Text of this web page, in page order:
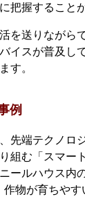
把握すること
を送りながら
イスが普及し
す。
例
先端テクノロ
組む「スマー
ールハウス内
物が育ちやす